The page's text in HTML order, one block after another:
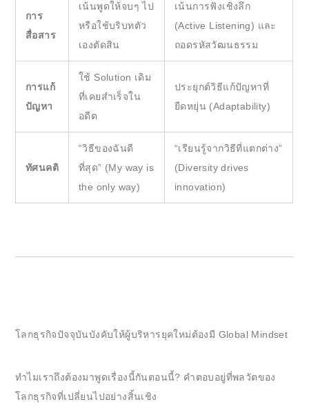
การ
สื่อสาร
เน้นพูดให้จบๆ ไป
หรือใช้บริบทตัว
เองตัดสิน
เน้นการฟังเชิงลึก
(Active Listening) และ
ถอดรหัสวัฒนธรรม
การแก้
ปัญหา
ใช้ Solution เดิม
ที่เคยสำเร็จใน
อดีต
ประยุกต์วิธีแก้ปัญหาที่
ยืดหยุ่น (Adaptability)
ทัศนคติ
“วิธีของฉันดี
ที่สุด” (My way is
the only way)
“เรียนรู้จากวิธีที่แตกต่าง”
(Diversity drives
innovation)
โลกธุรกิจปัจจุบันบังคับให้ผู้บริหารยุคใหม่ต้องมี Global Mindset
ทำไมเราถึงต้องมาพูดเรื่องนี้กันตอนนี้? คำตอบอยู่ที่พลวัตของ
โลกธุรกิจที่เปลี่ยนไปอย่างสิ้นเชิง